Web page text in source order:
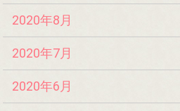
2020年8月
2020年7月
2020年6月